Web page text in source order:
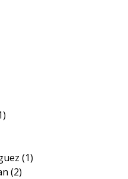
(1)
(2)